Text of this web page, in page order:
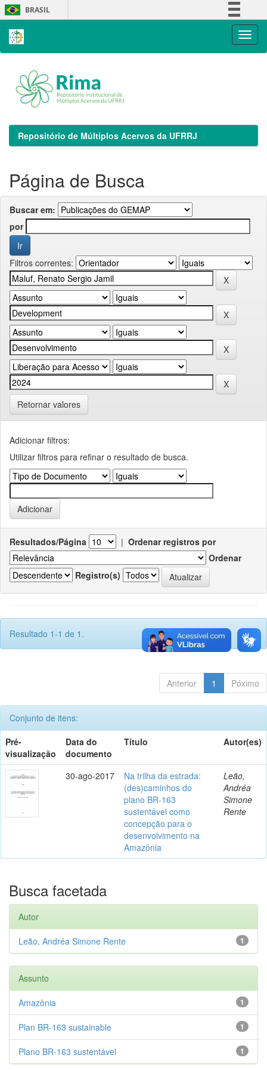
Skip
navigation
BRASIL
Repositório de Múltiplos Acervos da UFRRJ
Página de Busca
Buscar em:
por
Filtros correntes:
Retornar valores
Adicionar filtros:
Utilizar filtros para refinar o resultado de busca.
Resultados/Página | Ordenar registros por
Ordenar
Registro(s)
Resultado 1-1 de 1.
Anterior 1 Póximo
Conjunto de itens:
Pré-
visualização
Data do
documento
Título Autor(es)
30-ago-2017
Na trilha da estrada:
(des)caminhos do
plano BR-163
sustentável como
concepção para o
desenvolvimento na
Amazônia
Leão,
Andréa
Simone
Rente
Busca facetada
Autor
1
Leão, Andréa Simone Rente
Assunto
1
Amazônia
1
Plan BR-163 sustainable
1
Plano BR-163 sustentável